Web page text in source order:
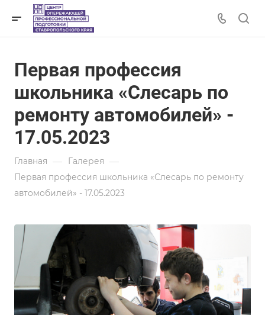
Первая профессия
школьника «Слесарь по
ремонту автомобилей» -
17.05.2023
Главная — Галерея —
Первая профессия школьника «Слесарь по ремонту
автомобилей» - 17.05.2023